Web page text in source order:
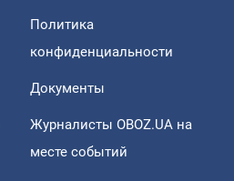
Политика
конфиденциальности
Документы
Журналисты OBOZ.UA на
месте событий